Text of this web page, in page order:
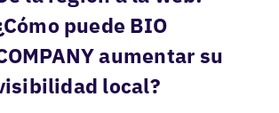
puede BIO
aumentar su
local?